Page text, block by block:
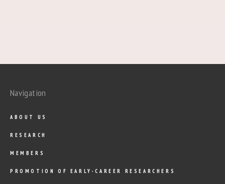
Navigation
ABOUT US
RESEARCH
MEMBERS
PROMOTION OF EARLY-CAREER RESEARCHERS